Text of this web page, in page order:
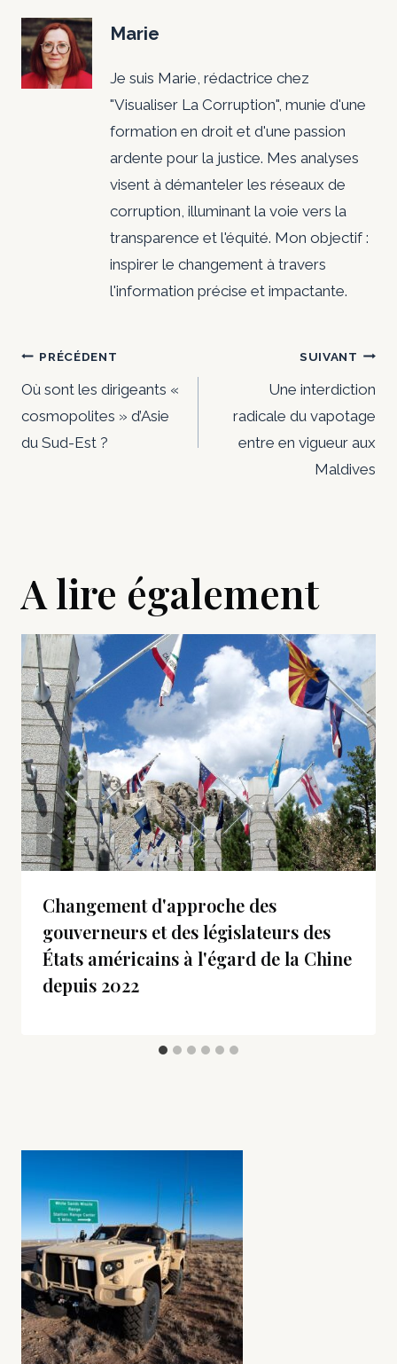
Marie
Je suis Marie, rédactrice chez
"Visualiser La Corruption", munie d'une
formation en droit et d'une passion
ardente pour la justice. Mes analyses
visent à démanteler les réseaux de
corruption, illuminant la voie vers la
transparence et l'équité. Mon objectif :
inspirer le changement à travers
l'information précise et impactante.
Navigation
de
l’article
PRÉCÉDENT
Où sont les dirigeants «
cosmopolites » d’Asie
du Sud-Est ?
SUIVANT
Une interdiction
radicale du vapotage
entre en vigueur aux
Maldives
A lire également
Changement d'approche des
gouverneurs et des législateurs des
États américains à l'égard de la Chine
depuis 2022